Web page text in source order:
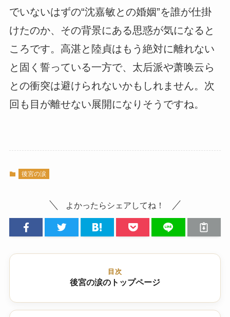
でいないはずの“沈嘉敏との婚姻”を誰が仕掛
けたのか、その背景にある思惑が気になると
ころです。高湛と陸貞はもう絶対に離れない
と固く誓っている一方で、太后派や萧唤云ら
との衝突は避けられないかもしれません。次
回も目が離せない展開になりそうですね。
後宮の涙
よかったらシェアしてね！
目次
後宮の涙のトップページ